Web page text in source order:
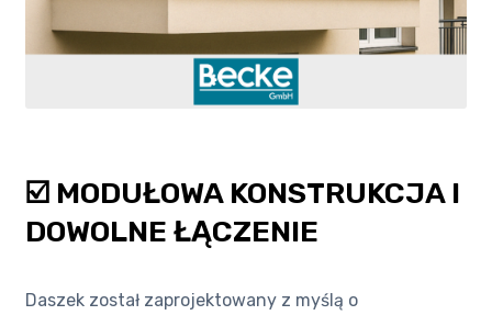
☑️ MODUŁOWA KONSTRUKCJA I
DOWOLNE ŁĄCZENIE
Daszek został zaprojektowany z myślą o